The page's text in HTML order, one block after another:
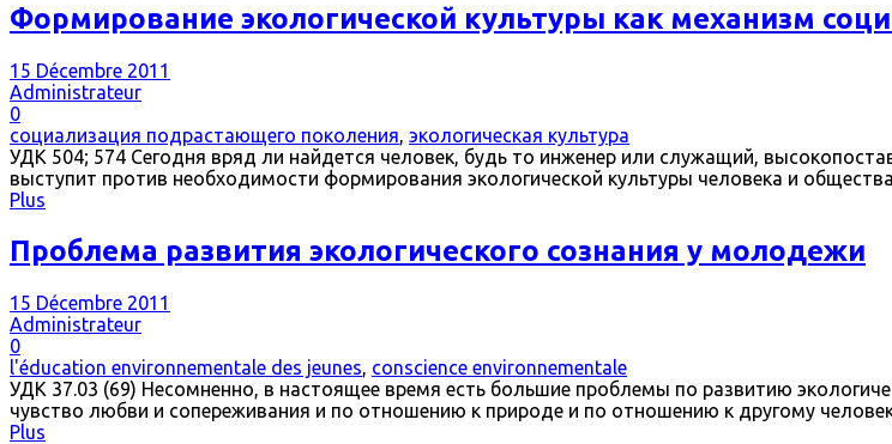
Формирование экологической культуры как механизм
15 Décembre 2011
Administrateur
0
социализация подрастающего поколения, экологическая культура
УДК 504; 574 Сегодня вряд ли найдется человек, будь то инженер или служащий,
выступит против необходимости формирования экологической культуры человека и
Plus
Проблема развития экологического сознания у молодежи
15 Décembre 2011
Administrateur
0
l'éducation environnementale des jeunes conscience environnementale
УДК 37.03 (69) Несомненно, в настоящее время есть большие проблемы по развитию
чувство любви и сопереживания и по отношению к природе и по отношению к другому
Plus